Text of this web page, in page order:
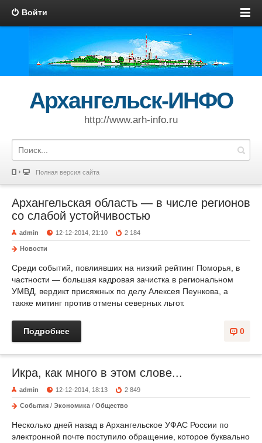
Войти
Архангельск-ИНФО
http://www.arh-info.ru
Полная версия сайта
Архангельская область — в числе регионов
со слабой устойчивостью
admin 12-12-2014, 21:10 2 184
Новости
Среди событий, повлиявших на низкий рейтинг Поморья, в
частности — большая кадровая зачистка в региональном
УМВД, вердикт присяжных по делу Алексея Пеункова, а
также митинг против отмены северных льгот.
0
Подробнее
Икра, как много в этом слове...
admin 12-12-2014, 18:13 2 849
События / Экономика / Общество
Несколько дней назад в Архангельское УФАС России по
электронной почте поступило обращение, которое буквально